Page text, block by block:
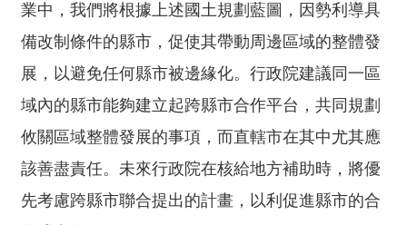
業中，我們將根據上述國土規劃藍圖，因勢利導具
備改制條件的縣市，促使其帶動周邊區域的整體發
展，以避免任何縣市被邊緣化。行政院建議同一區
域內的縣市能夠建立起跨縣市合作平台，共同規劃
攸關區域整體發展的事項，而直轄市在其中尤其應
該善盡責任。未來行政院在核給地方補助時，將優
先考慮跨縣市聯合提出的計畫，以利促進縣市的合